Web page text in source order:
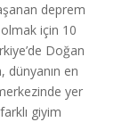
deprem
için 10
Doğan
en
yer
giyim